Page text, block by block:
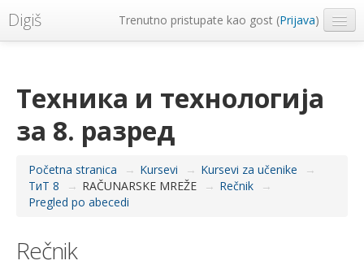
Digiš Trenutno pristupate kao gost (Prijava)
Техника и технологија
за 8. разред
Početna stranica → Kursevi → Kursevi za učenike
→
ТиТ 8
→ RAČUNARSKE MREŽE → Rečnik
→
Pregled po abecedi
Rečnik